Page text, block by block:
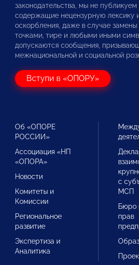
законодательства, мы не
содержащие нецензурную лексику
оскорбления, даже в случае замены
точками, тире и любыми иными
допускаются сообщения,
межнациональной и социальной
Вступи в «ОПОРУ»
Об «ОПОРЕ
РОССИИ»
Ассоциация «НП
«ОПОРА»
Новости
Комитеты и
Комиссии
Региональное
развитие
Экспертиза и
Аналитика
с
МСП
Бюро
прав